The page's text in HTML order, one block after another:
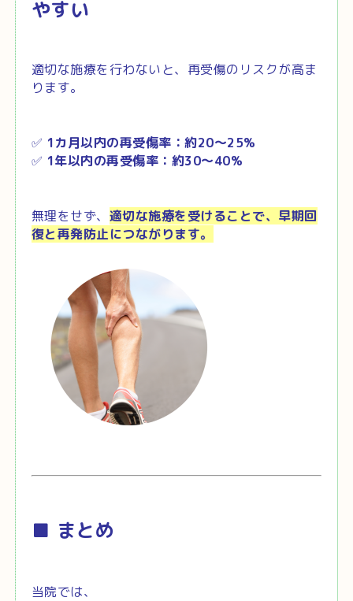
やすい
適切な施療を行わないと、再受傷のリスクが高ま
ります。
✅ 1カ月以内の再受傷率：約20～25%
✅ 1年以内の再受傷率：約30～40%
無理をせず、 適切な施療を受けることで、早期回
復と再発防止につながります。
■ まとめ
当院では、